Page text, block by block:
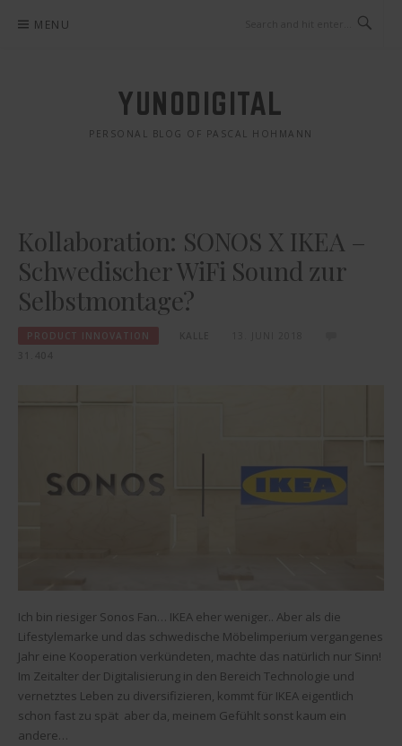
MENU
YUNODIGITAL
PERSONAL BLOG OF PASCAL HOHMANN
Kollaboration: SONOS X IKEA –
Schwedischer WiFi Sound zur
Selbstmontage?
PRODUCT INNOVATION
Ich bin riesiger Sonos Fan… IKEA eher weniger.. Aber als die
Lifestylemarke und das schwedische Möbelimperium vergangenes
Jahr eine Kooperation verkündeten, machte das natürlich nur Sinn!
Im Zeitalter der Digitalisierung in den Bereich Technologie und
vernetztes Leben zu diversifizieren, kommt für IKEA eigentlich
schon fast zu spät aber da, meinem Gefühlt sonst kaum ein
andere…